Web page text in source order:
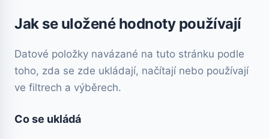
Jak se uložené hodnoty používají
Datové položky navázané na tuto stránku podle
toho, zda se zde ukládají, načítají nebo používají
ve filtrech a výběrech.
Co se ukládá